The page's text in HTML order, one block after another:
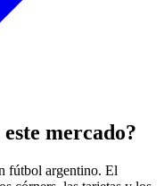
mercado?
fútbol argentino. El